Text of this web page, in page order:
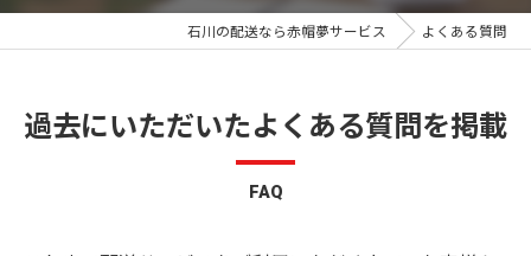
石川の配送なら赤帽夢サービス よくある質問
過去にいただいたよくある質問を掲載
FAQ